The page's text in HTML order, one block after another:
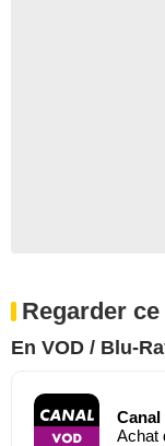
Regarder
En VOD / Blu-
Canal
Achat